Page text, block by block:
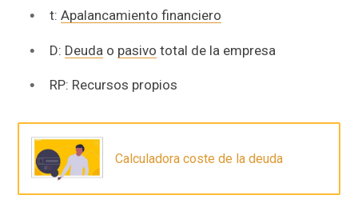
t: Apalancamiento financiero
D: Deuda o pasivo total de la empresa
RP: Recursos propios
Calculadora coste de la deuda